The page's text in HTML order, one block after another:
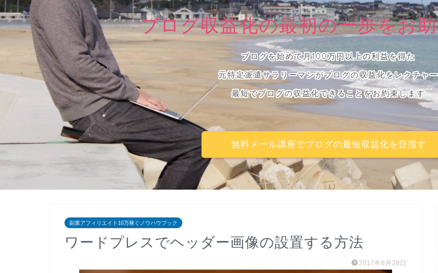
ブログ収益化の最初の一歩をお
ブログを始めて月100万円以上の利益を得た
元特定派遣サラリーマンがブログの収益化をレクチャー
最短でブログの収益化できることをお約束します
無料メール講座でブログの最短収益化を目指す
副業アフィリエイト10万稼ぐノウハウブック
ワードプレスでヘッダー画像の設置する方法
2017年6月28日